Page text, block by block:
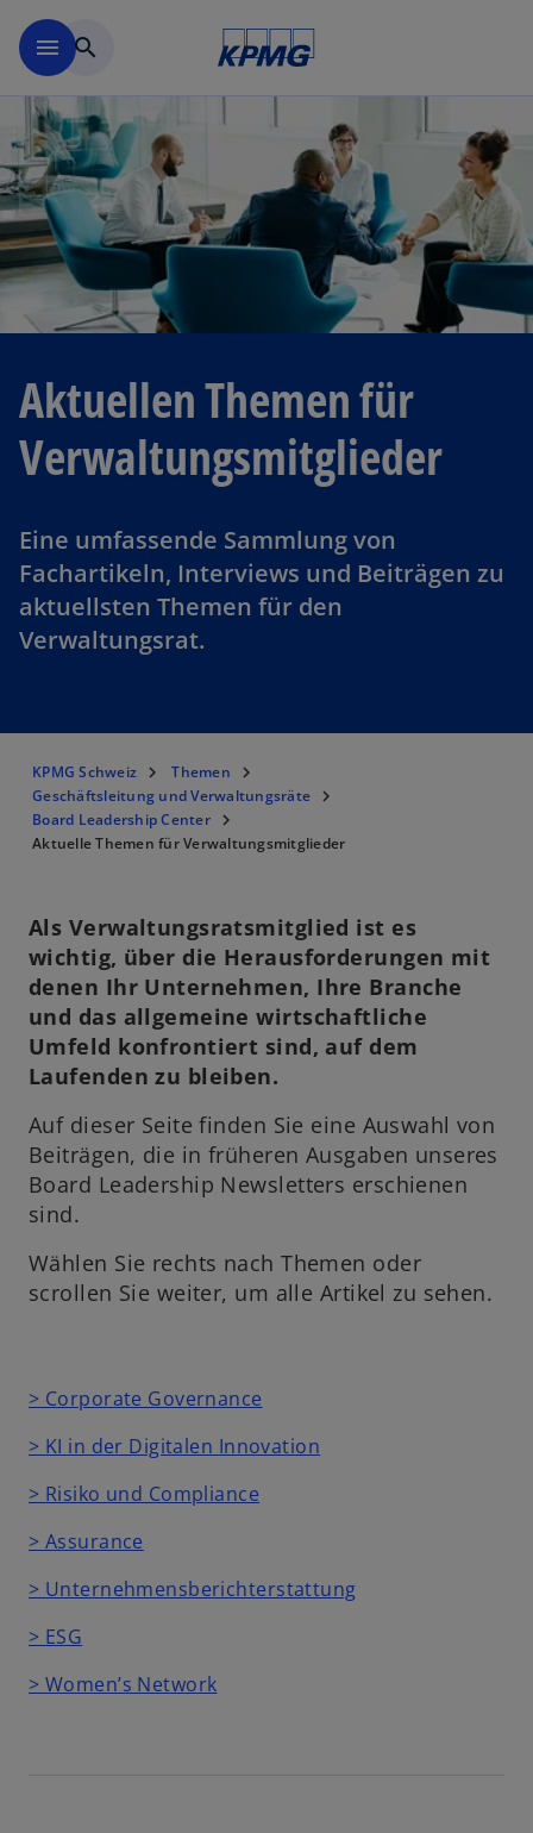
menu search
Aktuellen Themen für
Verwaltungs­mitglieder
Eine umfassende Sammlung von
Fachartikeln, Interviews und Beiträgen zu
aktuellsten Themen für den
Verwaltungsrat.
KPMG Schweiz
Themen
Geschäftsleitung und Verwaltungsräte
Board Leadership Center
Aktuelle Themen für Verwaltungsmitglieder
Als Verwaltungsratsmitglied ist es
wichtig, über die Herausforderungen mit
denen Ihr Unternehmen, Ihre Branche
und das allgemeine wirtschaftliche
Umfeld konfrontiert sind, auf dem
Laufenden zu bleiben.
Auf dieser Seite finden Sie eine Auswahl von
Beiträgen, die in früheren Ausgaben unseres
Board Leadership Newsletters erschienen
sind.
Wählen Sie rechts nach Themen oder
scrollen Sie weiter, um alle Artikel zu sehen.
> Corporate Governance
> KI in der Digitalen Innovation
> Risiko und Compliance
> Assurance
> Unternehmensberichterstattung
> ESG
> Women’s Network